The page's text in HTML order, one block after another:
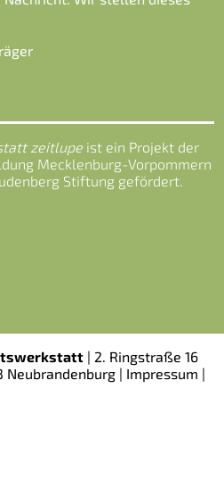
zeitlupe ist ein Projekt der
Mecklenburg-Vorpommern
Stiftung gefördert.
| 2. Ringstraße 16
Neubrandenburg | Impressum |